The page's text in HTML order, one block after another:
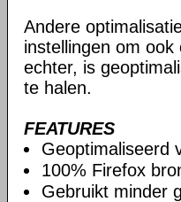
Andere
instellingen om
echter, is
te halen.
FEATURES
Geoptimaliseerd
100% Firefox
Gebruikt minder